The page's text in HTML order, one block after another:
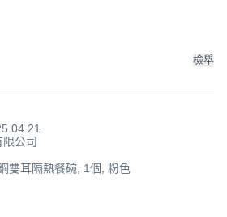
檢舉
公司
雙耳隔熱餐碗, 1個, 粉色